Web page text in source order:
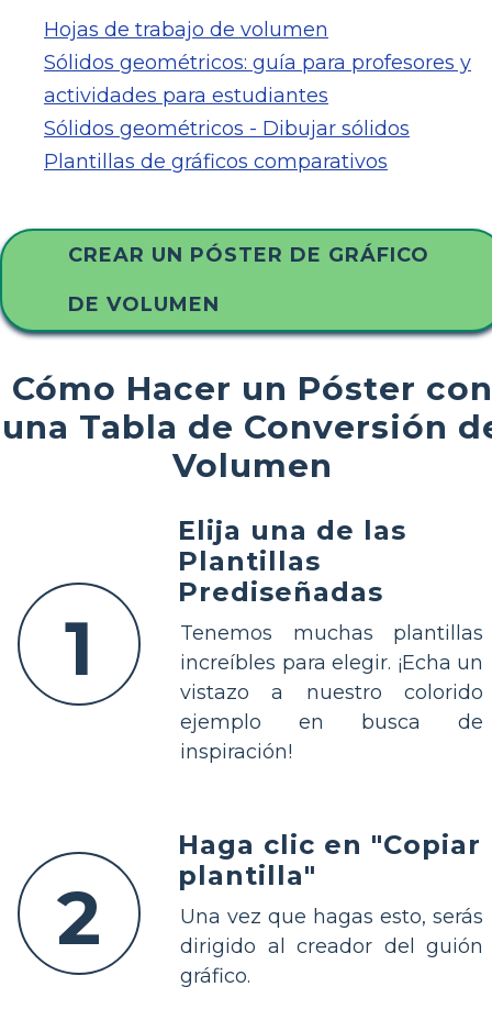
Hojas de trabajo de volumen
Sólidos geométricos: guía para profesores y
actividades para estudiantes
Sólidos geométricos - Dibujar sólidos
Plantillas de gráficos comparativos
CREAR UN PÓSTER DE GRÁFICO
DE VOLUMEN
Cómo Hacer un Póster con
una Tabla de Conversión
Volumen
1
Elija una de las
Plantillas
Prediseñadas
Tenemos muchas plantillas
increíbles para elegir. ¡Echa un
vistazo a nuestro colorido
ejemplo en busca de
inspiración!
2
Haga clic en "Copiar
plantilla"
Una vez que hagas esto, serás
dirigido al creador del guión
gráfico.